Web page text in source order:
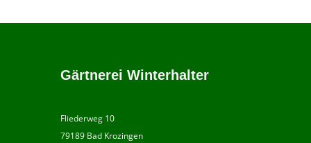
Gärtnerei Winterhalter
Fliederweg 10
79189 Bad Krozingen